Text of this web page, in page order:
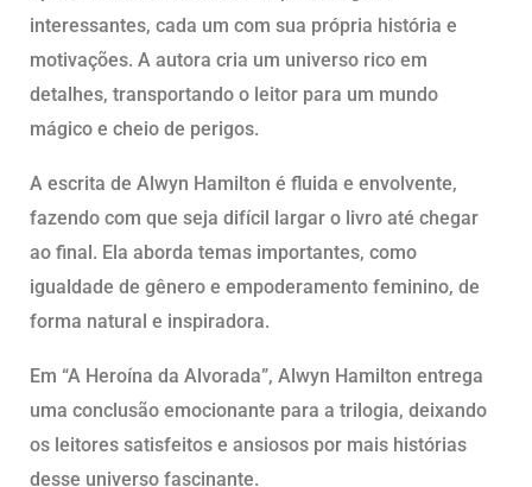
interessantes, cada um com sua própria história e
motivações. A autora cria um universo rico em
detalhes, transportando o leitor para um mundo
mágico e cheio de perigos.
A escrita de Alwyn Hamilton é fluida e envolvente,
fazendo com que seja difícil largar o livro até chegar
ao final. Ela aborda temas importantes, como
igualdade de gênero e empoderamento feminino, de
forma natural e inspiradora.
Em “A Heroína da Alvorada”, Alwyn Hamilton entrega
uma conclusão emocionante para a trilogia, deixando
os leitores satisfeitos e ansiosos por mais histórias
desse universo fascinante.